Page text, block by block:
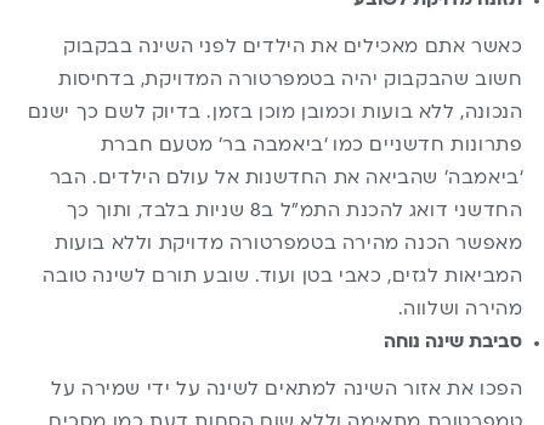
כאשר אתם מאכילים את הילדים לפני השינה בבקבוק
חשוב שהבקבוק יהיה בטמפרטורה המדויקת, בדחיסות
הנכונה, ללא בועות וכמובן מוכן בזמן. בדיוק לשם כך ישנם
פתרונות חדשניים כמו ‘ביאמבה בר’ מטעם חברת
‘ביאמבה’ שהביאה את החדשנות אל עולם הילדים. הבר
החדשני דואג להכנת התמ”ל ב8 שניות בלבד, ותוך כך
מאפשר הכנה מהירה בטמפרטורה מדויקת וללא בועות
המביאות לגזים, כאבי בטן ועוד. שובע תורם לשינה טובה
מהירה ושלווה.
סביבת שינה נוחה
הפכו את אזור השינה למתאים לשינה על ידי שמירה על